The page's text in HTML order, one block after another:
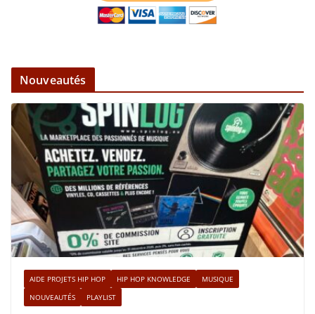
Nouveautés
AIDE PROJETS HIP HOP HIP HOP KNOWLEDGE
MUSIQUE
NOUVEAUTÉS
PLAYLIST